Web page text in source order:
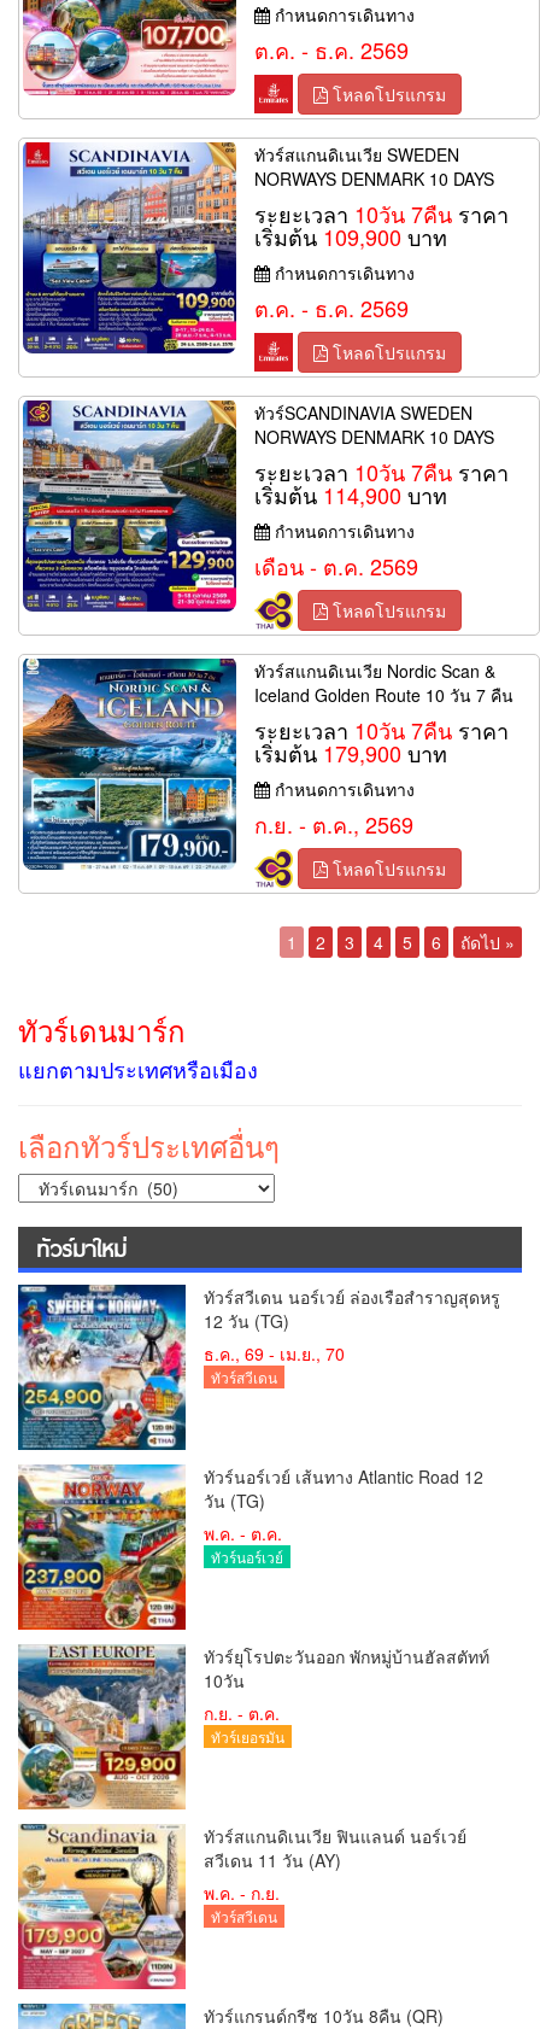
กำหนดการเดินทาง
ต.ค. - ธ.ค. 2569
โหลดโปรแกรม
ทัวร์สแกนดิเนเวีย SWEDEN
NORWAYS DENMARK 10 DAYS
ระยะเวลา 10วัน 7คืน ราคา
เริ่มต้น 109,900บาท
กำหนดการเดินทาง
ต.ค. - ธ.ค. 2569
โหลดโปรแกรม
ทัวร์SCANDINAVIA SWEDEN
NORWAYS DENMARK 10 DAYS
ระยะเวลา 10วัน 7คืน ราคา
เริ่มต้น 114,900บาท
กำหนดการเดินทาง
เดือน - ต.ค. 2569
โหลดโปรแกรม
ทัวร์สแกนดิเนเวีย Nordic Scan &
Iceland Golden Route 10 วัน 7 คืน
ระยะเวลา 10วัน 7คืน ราคา
เริ่มต้น 179,900บาท
กำหนดการเดินทาง
ก.ย. - ต.ค., 2569
โหลดโปรแกรม
1 2 3 4 5 6 ถัดไป »
ทัวร์เดนมาร์ก
แยกตามประเทศหรือเมือง
เลือกทัวร์ประเทศอื่นๆ
ทัวร์มาใหม่
ทัวร์สวีเดน นอร์เวย์ ล่องเรือสำราญสุดหรู
12 วัน (TG)
ธ.ค., 69 - เม.ย., 70
ทัวร์สวีเดน
ทัวร์นอร์เวย์ เส้นทาง Atlantic Road 12
วัน (TG)
พ.ค. - ต.ค.
ทัวร์นอร์เวย์
ทัวร์ยุโรปตะวันออก พักหมู่บ้านฮัลสตัทท์
10วัน
ก.ย. - ต.ค.
ทัวร์เยอรมัน
ทัวร์สแกนดิเนเวีย ฟินแลนด์ นอร์เวย์
สวีเดน 11 วัน (AY)
พ.ค. - ก.ย.
ทัวร์สวีเดน
ทัวร์แกรนด์กรีซ 10วัน 8คืน (QR)